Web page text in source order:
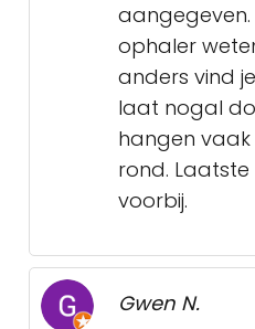
aangegeven.
ophaler
anders vind
laat nogal
hangen
rond.
voorbij.
Gwen N.